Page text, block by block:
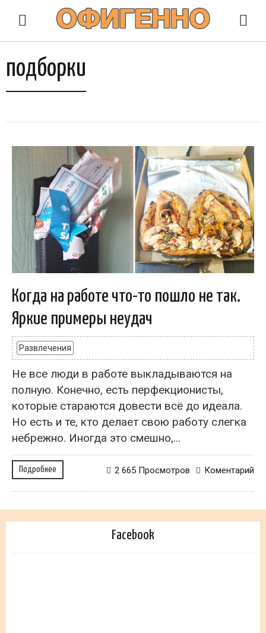
подборки
Когда на работе что-то пошло не так.
Яркие примеры неудач
Развлечения
Не все люди в работе выкладываются на
полную. Конечно, есть перфекционисты,
которые стараются довести всё до идеала.
Но есть и те, кто делает свою работу слегка
небрежно. Иногда это смешно,...
Подробнее Коментарий
2 665 Просмотров
Facebook